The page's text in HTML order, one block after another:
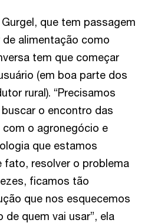
que tem passagem
alimentação como
tem que começar
(em boa parte dos
rural). “Precisamos
o encontro das
o agronegócio e
que estamos
fato, resolver o problema
ficamos tão
que nos esquecemos
quem vai usar”, ela